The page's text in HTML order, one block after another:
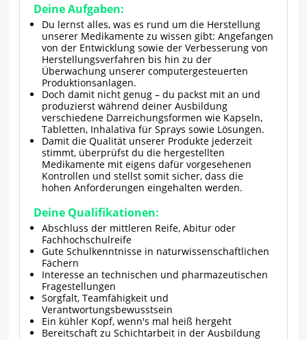
Deine Aufgaben:
Du lernst alles, was es rund um die Herstellung
unserer Medikamente zu wissen gibt: Angefangen
von der Entwicklung sowie der Verbesserung von
Herstellungsverfahren bis hin zu der
Überwachung unserer computergesteuerten
Produktionsanlagen.
Doch damit nicht genug – du packst mit an und
produzierst während deiner Ausbildung
verschiedene Darreichungsformen wie Kapseln,
Tabletten, Inhalativa für Sprays sowie Lösungen.
Damit die Qualität unserer Produkte jederzeit
stimmt, überprüfst du die hergestellten
Medikamente mit eigens dafür vorgesehenen
Kontrollen und stellst somit sicher, dass die
hohen Anforderungen eingehalten werden.
Deine Qualifikationen:
Abschluss der mittleren Reife, Abitur oder
Fachhochschulreife
Gute Schulkenntnisse in naturwissenschaftlichen
Fächern
Interesse an technischen und pharmazeutischen
Fragestellungen
Sorgfalt, Teamfähigkeit und
Verantwortungsbewusstsein
Ein kühler Kopf, wenn's mal heiß hergeht
Bereitschaft zu Schichtarbeit in der Ausbildung